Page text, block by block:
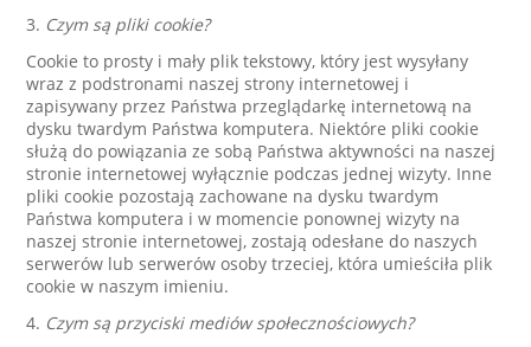
3. Czym są pliki cookie?
Cookie to prosty i mały plik tekstowy, który jest wysyłany
wraz z podstronami naszej strony internetowej i
zapisywany przez Państwa przeglądarkę internetową na
dysku twardym Państwa komputera. Niektóre pliki cookie
służą do powiązania ze sobą Państwa aktywności na naszej
stronie internetowej wyłącznie podczas jednej wizyty. Inne
pliki cookie pozostają zachowane na dysku twardym
Państwa komputera i w momencie ponownej wizyty na
naszej stronie internetowej, zostają odesłane do naszych
serwerów lub serwerów osoby trzeciej, która umieściła plik
cookie w naszym imieniu.
4. Czym są przyciski mediów społecznościowych?